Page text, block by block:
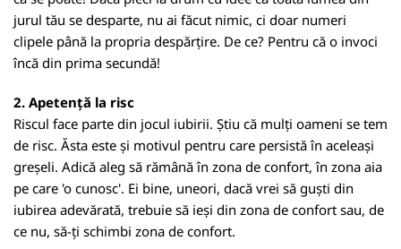
jurul tău se desparte, nu ai făcut nimic, ci doar numeri
clipele până la propria despărțire. De ce? Pentru că o invoci
încă din prima secundă!
2. Apetență la risc
Riscul face parte din jocul iubirii. Știu că mulți oameni se tem
de risc. Ăsta este și motivul pentru care persistă în aceleași
greșeli. Adică aleg să rămână în zona de confort, în zona aia
pe care 'o cunosc'. Ei bine, uneori, dacă vrei să guști din
iubirea adevărată, trebuie să ieși din zona de confort sau, de
ce nu, să-ți schimbi zona de confort.